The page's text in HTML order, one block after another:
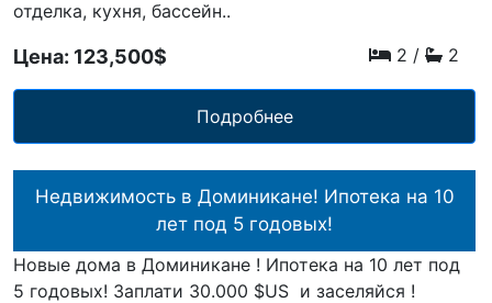
отделка, кухня, бассейн..
2 / 2
Цена: 123,500$
Подробнее
Недвижимость в Доминикане! Ипотека на 10
лет под 5 годовых!
Новые дома в Доминикане ! Ипотека на 10 лет под
5 годовых! Заплати 30.000 $US и заселяйся !